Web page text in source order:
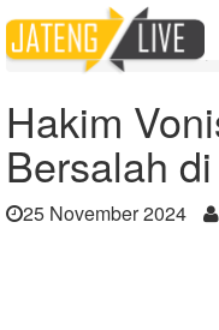
Home
Berita
Hakim Vonis
Hakim
Bersalah
25 November 2024